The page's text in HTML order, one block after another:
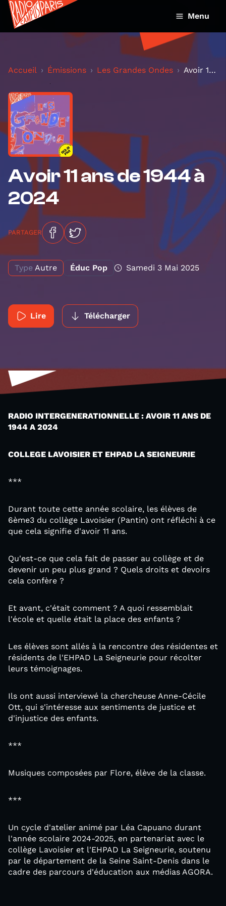
Menu
Accueil Émissions Les Grandes Ondes Avoir 11 ans de 1944 à 2024
Avoir 11 ans de 1944 à
2024
PARTAGER
Type Autre Éduc Pop Samedi 3 Mai 2025
Lire Télécharger
RADIO INTERGENERATIONNELLE : AVOIR 11 ANS DE
1944 A 2024
COLLEGE LAVOISIER ET EHPAD LA SEIGNEURIE
***
Durant toute cette année scolaire, les élèves de
6ème3 du collège Lavoisier (Pantin) ont réfléchi à ce
que cela signifie d'avoir 11 ans.
Qu'est-ce que cela fait de passer au collège et de
devenir un peu plus grand ? Quels droits et devoirs
cela confère ?
Et avant, c'était comment ? A quoi ressemblait
l'école et quelle était la place des enfants ?
Les élèves sont allés à la rencontre des résidentes et
résidents de l'EHPAD La Seigneurie pour récolter
leurs témoignages.
Ils ont aussi interviewé la chercheuse Anne-Cécile
Ott, qui s'intéresse aux sentiments de justice et
d'injustice des enfants.
***
Musiques composées par Flore, élève de la classe.
***
Un cycle d'atelier animé par Léa Capuano durant
l'année scolaire 2024-2025, en partenariat avec le
collège Lavoisier et l'EHPAD La Seigneurie, soutenu
par le département de la Seine Saint-Denis dans le
cadre des parcours d'éducation aux médias AGORA.